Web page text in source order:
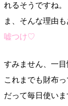
れるそうですね。
ま、そんな理由も
嘘つけ♡
すみません、一目
これまでも財布
だって毎日使い